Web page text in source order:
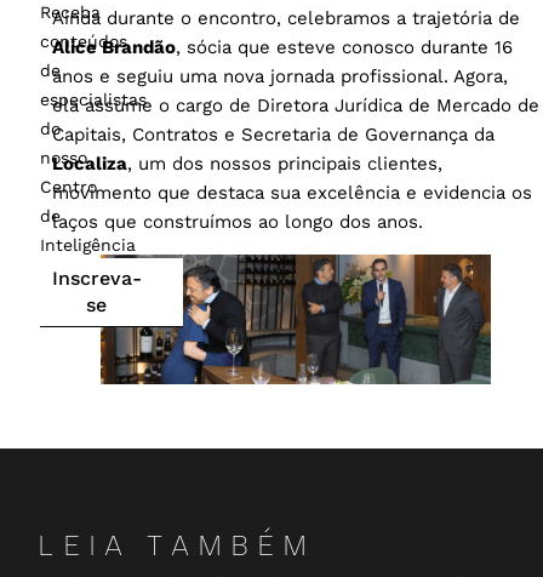
Ainda durante o encontro, celebramos a trajetória de
Alice Brandão, sócia que esteve conosco durante 16
anos e seguiu uma nova jornada profissional. Agora,
ela assume o cargo de Diretora Jurídica de Mercado de
Capitais, Contratos e Secretaria de Governança da
Localiza, um dos nossos principais clientes,
movimento que destaca sua excelência e evidencia os
laços que construímos ao longo dos anos.
Receba
conteúdos
de
especialistas
do
nosso
Centro
de
Inteligência
Inscreva-
se
LEIA TAMBÉM